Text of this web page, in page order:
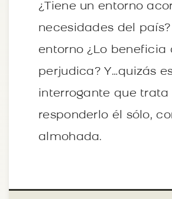
¿Tiene un entorno
necesidades del país?
entorno ¿Lo beneficia
perjudica? Y…quizás
interrogante que trata
responderlo él sólo,
almohada.